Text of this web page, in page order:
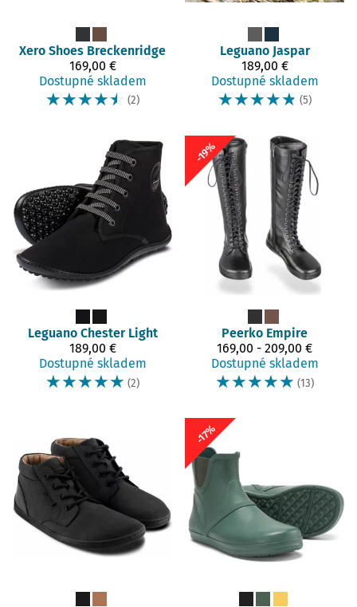
Xero Shoes Breckenridge
169,00 €
Dostupné skladem
☆☆☆☆☆ (2)
Leguano Jaspar
189,00 €
Dostupné skladem
☆☆☆☆☆ (5)
Leguano Chester Light
189,00 €
Dostupné skladem
☆☆☆☆☆ (2)
-19%
Peerko Empire
169,00 - 209,00 €
Dostupné skladem
☆☆☆☆☆ (13)
-17%